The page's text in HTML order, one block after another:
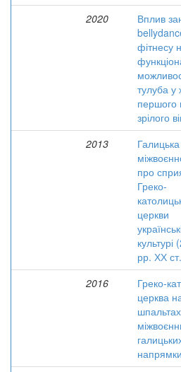
2020
Вплив
фітнесу
тулуба у
першого
зрілого
2013
про
Греко-
церкви
культурі
рр. ХХ
2016
Греко-
церква
шпальтах